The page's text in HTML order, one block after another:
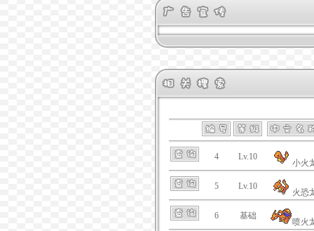
4 Lv.10
小火
5 Lv.10
火恐
6 基础
喷火